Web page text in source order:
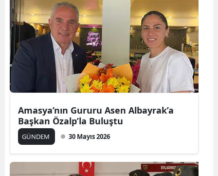
Amasya’nın Gururu Asen Albayrak’a
Başkan Özalp’la Buluştu
GÜNDEM 30 Mayıs 2026